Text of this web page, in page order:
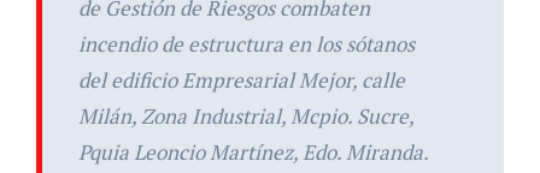
de Gestión de Riesgos combaten
incendio de estructura en los sótanos
del edificio Empresarial Mejor, calle
Milán, Zona Industrial, Mcpio. Sucre,
Pquia Leoncio Martínez, Edo. Miranda.